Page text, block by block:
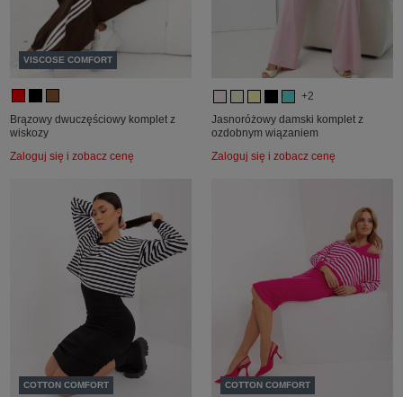
VISCOSE COMFORT
Brązowy dwuczęściowy komplet z
wiskozy
Zaloguj się i zobacz cenę
+2
Jasnoróżowy damski komplet z
ozdobnym wiązaniem
Zaloguj się i zobacz cenę
COTTON COMFORT COTTON COMFORT